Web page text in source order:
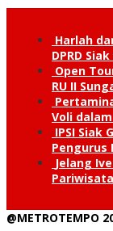
Harlah
DPRD
Open
RU II
Voli
IPSI Siak
Pengurus
Jelang
@METROTEMPO